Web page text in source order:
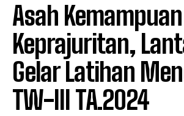
Asah
Keprajuritan,
Gelar Latihan
TW-III TA.2024